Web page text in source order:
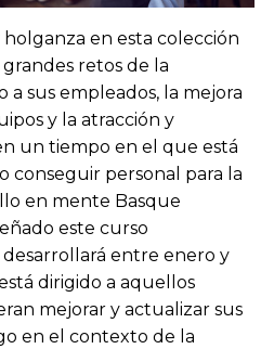
holganza en esta colección
retos de la
sus empleados, la mejora
y la atracción y
un tiempo en el que está
conseguir personal para la
en mente Basque
este curso
entre enero y
dirigido a aquellos
mejorar y actualizar sus
en el contexto de la